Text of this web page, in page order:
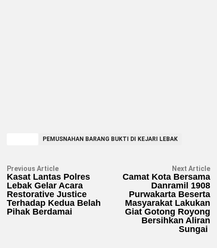
PEMUSNAHAN BARANG BUKTI DI KEJARI LEBAK
Navigasi
pos
Previous ArticlePrevious
article:
Kasat Lantas Polres
Lebak Gelar Acara
Restorative Justice
Terhadap Kedua Belah
Pihak Berdamai
Next Article
Camat Kota Bersama
Danramil 1908
Purwakarta Beserta
Masyarakat Lakukan
Giat Gotong Royong
Bersihkan Aliran
Sungai